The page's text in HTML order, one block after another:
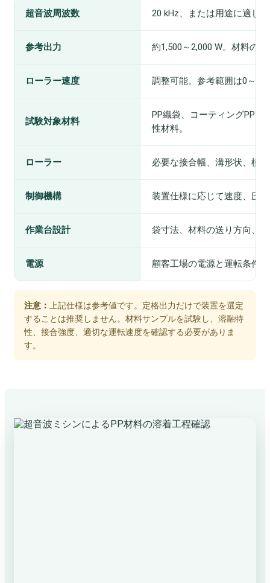
超音波周波数 20 kHz、または用途に適し
参考出力 約1,500～2,000 W。材料の
ローラー速度 調整可能。参考範囲は0～20
試験対象材料
PP織袋、コーティングPP、
性材料。
ローラー 必要な接合幅、溝形状、模
制御機構 装置仕様に応じて速度、圧
作業台設計 袋寸法、材料の送り方向、
電源 顧客工場の電源と運転条件
注意：
上記仕様は参考値です。定格出力だけで装置を選定
することは推奨しません。材料サンプルを試験し、溶融特
性、接合強度、適切な運転速度を確認する必要がありま
す。